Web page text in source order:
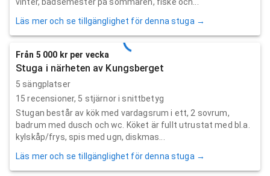
Läs mer och se tillgänglighet för denna stuga →
Från 5 000 kr per vecka
Stuga i närheten av Kungsberget
5 sängplatser
15 recensioner, 5 stjärnor i snittbetyg
Stugan består av kök med vardagsrum i ett, 2 sovrum,
badrum med dusch och wc. Köket är fullt utrustat med bl.a.
kylskåp/frys, spis med ugn, diskmas...
Läs mer och se tillgänglighet för denna stuga →